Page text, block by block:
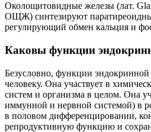
Околощитовидные железы (лат.
ОЩЖ) синтезируют
регулирующий обмен кальция и
Каковы функции
Безусловно, функции
человеку. Она участвует в
систем и организма в целом. Она
иммунной и нервной системой) в
в половом дифференцировании,
репродуктивную функцию и